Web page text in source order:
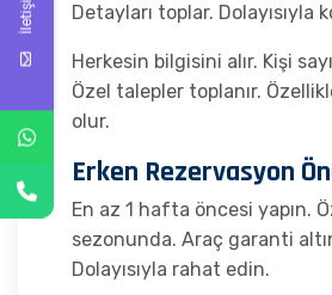
Detayları toplar. Dolayısıyla
Herkesin bilgisini alır. Kişi
Özel talepler toplanır.
olur.
Erken Rezervasyon
En az 1 hafta öncesi yapın.
sezonunda. Araç garanti
Dolayısıyla rahat edin.